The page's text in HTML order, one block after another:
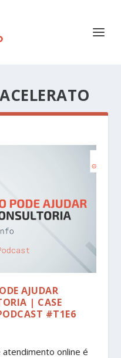
AJUDAR
| CASE
#T1E6
online é